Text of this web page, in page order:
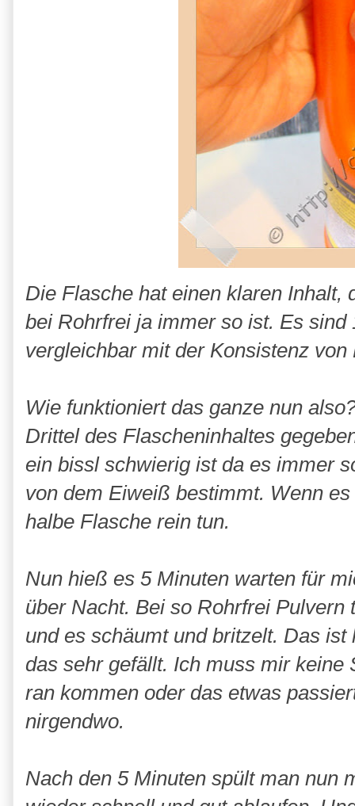
Die Flasche hat einen klaren
bei Rohrfrei ja immer so ist. Es
vergleichbar mit der Konsistenz
Wie funktioniert das ganze nun
Drittel des Flascheninhaltes
ein bissl schwierig ist da es immer
von dem Eiweiß bestimmt. Wenn
halbe Flasche rein tun.
Nun hieß es 5 Minuten warten für
über Nacht. Bei so Rohrfrei
und es schäumt und britzelt. Das
das sehr gefällt. Ich muss mir keine
ran kommen oder das etwas
nirgendwo.
Nach den 5 Minuten spült man nun